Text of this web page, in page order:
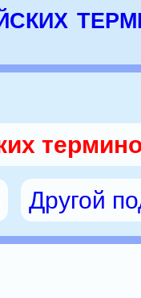
Другой